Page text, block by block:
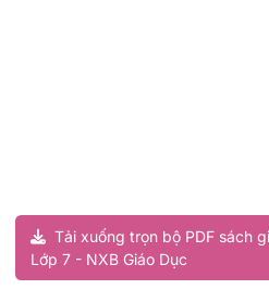
Tải xuống trọn bộ PDF sách
Lớp 7 - NXB Giáo Dục